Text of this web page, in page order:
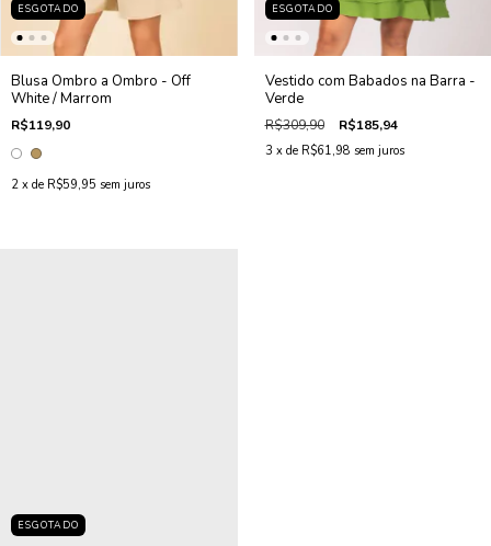
ESGOTADO
Blusa Ombro a Ombro - Off
White / Marrom
R$119,90
2 x de R$59,95 sem juros
ESGOTADO
Vestido com Babados na Barra -
Verde
R$309,90 R$185,94
3 x de R$61,98 sem juros
ESGOTADO